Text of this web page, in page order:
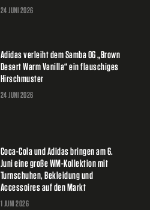
24 JUNI 2026
Adidas verleiht dem Samba OG „Brown
Desert Warm Vanilla“ ein flauschiges
Hirschmuster
24 JUNI 2026
Coca-Cola und Adidas bringen am 6.
Juni eine große WM-Kollektion mit
Turnschuhen, Bekleidung und
Accessoires auf den Markt
1 JUNI 2026